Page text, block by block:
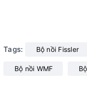
Tags: Bộ nồi Fissler
Bộ nồi WMF